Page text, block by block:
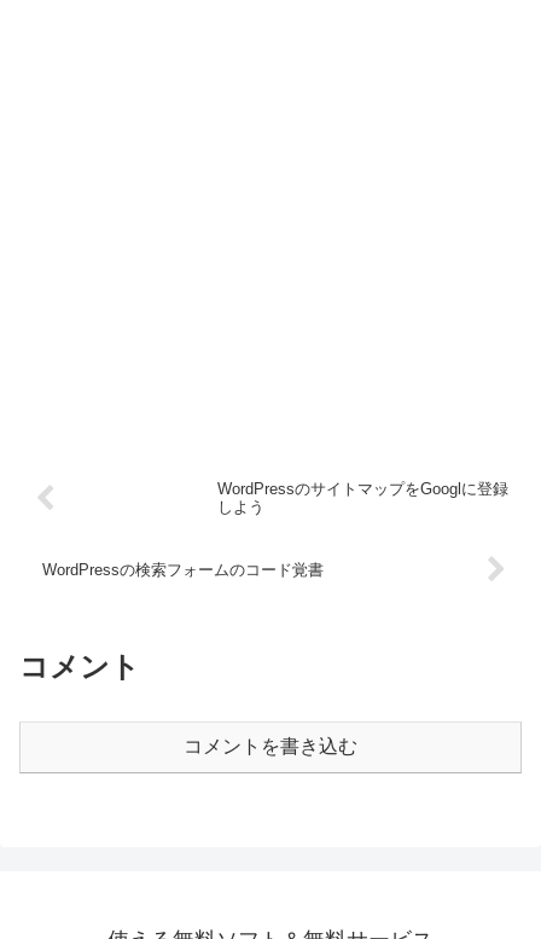
WordPressのサイトマップをGooglに登録
しよう
WordPressの検索フォームのコード覚書
コメント
コメントを書き込む